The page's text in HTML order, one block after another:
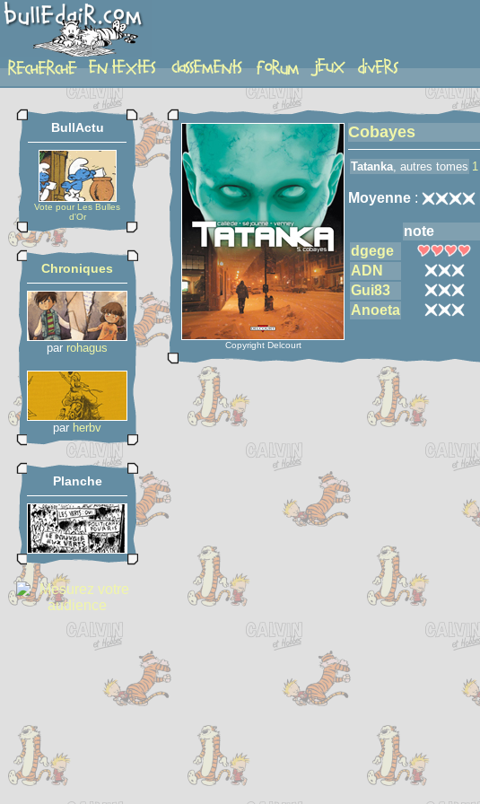
detail-etoiles
BullActu
Vote pour Les Bulles
d'Or
Chroniques
par rohagus
par herbv
Planche
Copyright Delcourt
Cobayes
Tatanka, autres tomes 1
Moyenne :
note
dgege
ADN
Gui83
Anoeta